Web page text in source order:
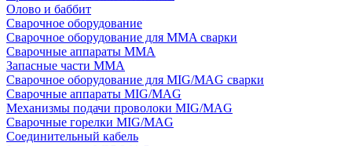
Олово и баббит
Сварочное оборудование
Сварочное оборудование для MMA сварки
Сварочные аппараты MMA
Запасные части MMA
Сварочное оборудование для MIG/MAG сварки
Сварочные аппараты MIG/MAG
Механизмы подачи проволоки MIG/MAG
Сварочные горелки MIG/MAG
Соединительный кабель